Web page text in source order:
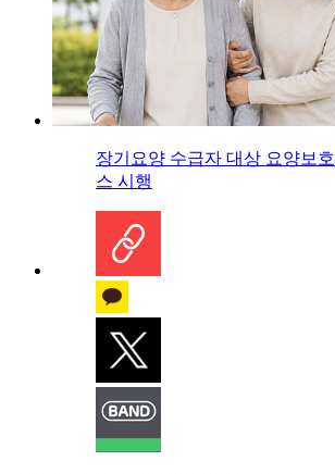
장기요양 수급자 대상 요양보
스 시행